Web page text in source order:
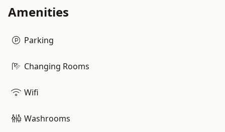
Amenities
Parking
Changing Rooms
Wifi
Washrooms